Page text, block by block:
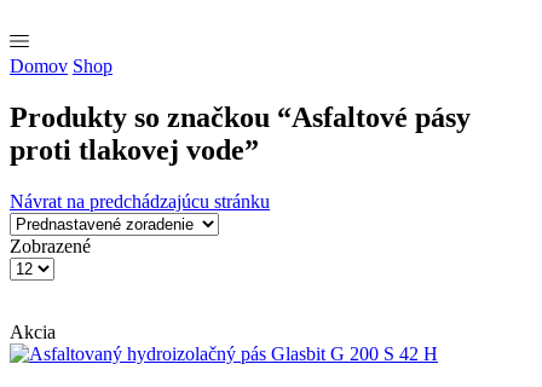
Domov Shop
Produkty so značkou “Asfaltové pásy
proti tlakovej vode”
Návrat na predchádzajúcu stránku
Zobrazené
Products
Akcia